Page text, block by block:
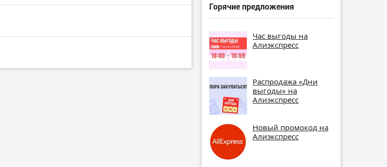
Горячие предложения
Час выгоды на
Алиэкспресс
Распродажа «Дни
выгоды» на
Алиэкспресс
Новый промокод на
Алиэкспресс